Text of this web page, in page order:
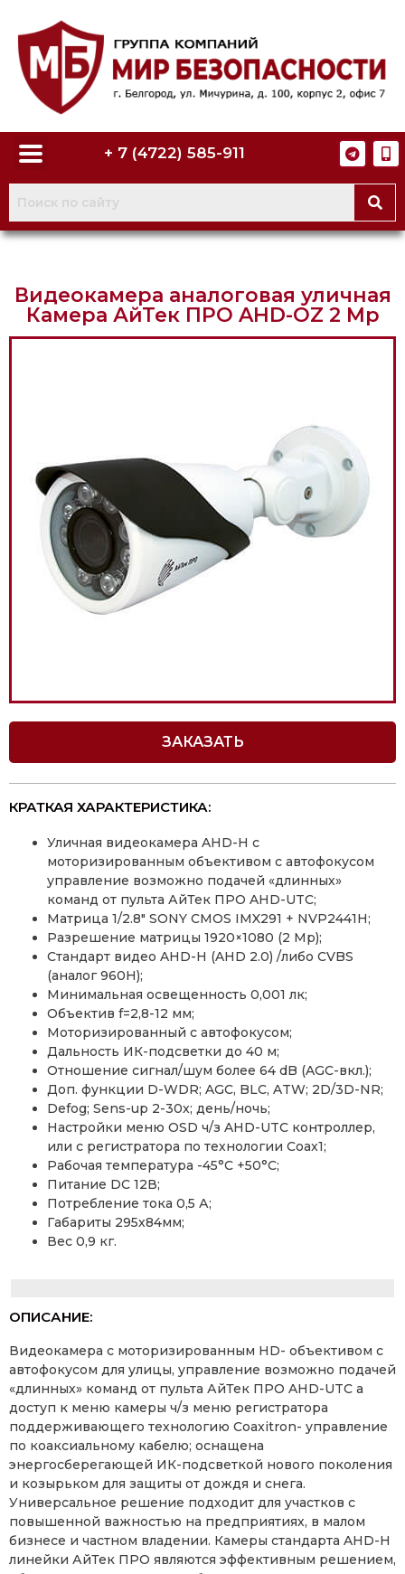
+ 7 (4722) 585-911
Видеокамера аналоговая уличная
Камера АйТек ПРО AHD-OZ 2 Mp
ЗАКАЗАТЬ
КРАТКАЯ ХАРАКТЕРИСТИКА:
Уличная видеокамера AHD-H с
моторизированным объективом с автофокусом
управление возможно подачей «длинных»
команд от пульта АйТек ПРО AHD-UTC;
Матрица 1/2.8″ SONY CMOS IMX291 + NVP2441H;
Разрешение матрицы 1920×1080 (2 Mp);
Стандарт видео AHD-H (AHD 2.0) /либо CVBS
(аналог 960H);
Минимальная освещенность 0,001 лк;
Объектив f=2,8-12 мм;
Моторизированный с автофокусом;
Дальность ИК-подсветки до 40 м;
Отношение сигнал/шум более 64 dB (AGC-вкл.);
Доп. функции D-WDR; AGC, BLC, ATW; 2D/3D-NR;
Defog; Sens-up 2-30x; день/ночь;
Настройки меню OSD ч/з AHD-UTC контроллер,
или с регистратора по технологии Coax1;
Рабочая температура -45°С +50°С;
Питание DC 12В;
Потребление тока 0,5 А;
Габариты 295х84мм;
Вес 0,9 кг.
ОПИСАНИЕ:
Видеокамера с моторизированным HD- объективом с
автофокусом для улицы, управление возможно подачей
«длинных» команд от пульта АйТек ПРО AHD-UTC а
доступ к меню камеры ч/з меню регистратора
поддерживающего технологию Coaxitron- управление
по коаксиальному кабелю; оснащена
энергосберегающей ИК-подсветкой нового поколения
и козырьком для защиты от дождя и снега.
Универсальное решение подходит для участков с
повышенной важностью на предприятиях, в малом
бизнесе и частном владении. Камеры стандарта AHD-H
линейки АйТек ПРО являются эффективным решением,